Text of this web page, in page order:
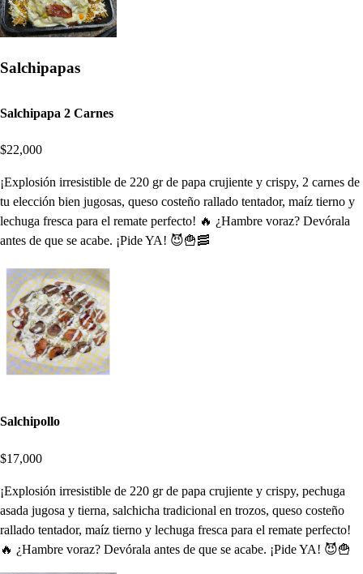
Salchipapas
Salchipapa 2 Carnes
$22,000
¡Explosión irresistible de 220 gr de papa crujiente y crispy, 2 carnes de
tu elección bien jugosas, queso costeño rallado tentador, maíz tierno y
lechuga fresca para el remate perfecto! 🔥 ¿Hambre voraz? Devórala
antes de que se acabe. ¡Pide YA! 😈🍟🥓
Salchipollo
$17,000
¡Explosión irresistible de 220 gr de papa crujiente y crispy, pechuga
asada jugosa y tierna, salchicha tradicional en trozos, queso costeño
rallado tentador, maíz tierno y lechuga fresca para el remate perfecto!
🔥 ¿Hambre voraz? Devórala antes de que se acabe. ¡Pide YA! 😈🍟